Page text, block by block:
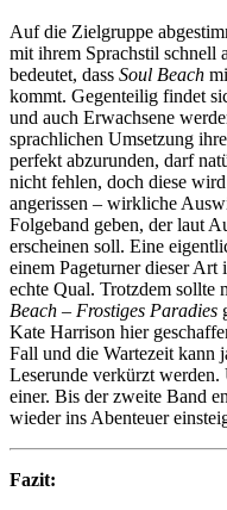
Auf die Zielgruppe
mit ihrem Sprachstil schnell
bedeutet, dass Soul Beach
kommt. Gegenteilig findet
und auch Erwachsene
sprachlichen Umsetzung
perfekt abzurunden, darf
nicht fehlen, doch diese
angerissen – wirkliche
Folgeband geben, der laut
erscheinen soll. Eine
einem Pageturner dieser Art
echte Qual. Trotzdem sollte
Beach – Frostiges Paradies
Kate Harrison hier
Fall und die Wartezeit kann
Leserunde verkürzt
einer. Bis der zweite Band
wieder ins Abenteuer
Fazit: